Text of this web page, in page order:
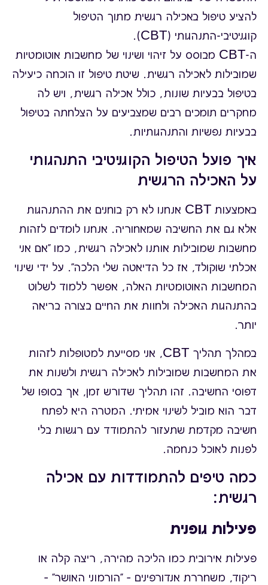
להציע טיפול באכילה רגשית מתוך הטיפול
קוגניטיבי-התנהגותי (CBT).
ה-CBT מבוסס על זיהוי ושינוי של מחשבות אוטומטיות
שמובילות לאכילה רגשית. שיטת טיפול זו הוכחה כיעילה
בטיפול בבעיות שונות, כולל אכילה רגשית, ויש לה
מחקרים תומכים רבים שמצביעים על הצלחתה בטיפול
בבעיות נפשיות והתנהגותיות.
איך פועל הטיפול הקוגניטיבי התנהגותי
על האכילה הרגשית
באמצעות CBT אנחנו לא רק בוחנים את ההתנהגות
אלא גם את החשיבה שמאחוריה. אנחנו לומדים לזהות
מחשבות שמובילות אותנו לאכילה רגשית, כמו "אם אני
אכלתי שוקולד, אז כל הדיאטה שלי הלכה". על ידי שינוי
המחשבות האוטומטיות האלה, אפשר ללמוד לשלוט
בהתנהגות האכילה ולחוות את החיים בצורה בריאה
יותר.
במהלך תהליך CBT, אני מסייעת למטופלות לזהות
את המחשבות שמובילות לאכילה רגשית ולשנות את
דפוסי החשיבה. זהו תהליך שדורש זמן, אך בסופו של
דבר הוא מוביל לשינוי אמיתי. המטרה היא לפתח
חשיבה מקדמת שתעזור להתמודד עם רגשות בלי
לפנות לאוכל כנחמה.
כמה טיפים להתמודדות עם אכילה
רגשית:
פעילות גופנית
פעילות אירובית כמו הליכה מהירה, ריצה קלה או
ריקוד, משחררת אנדורפינים – "הורמוני האושר" –